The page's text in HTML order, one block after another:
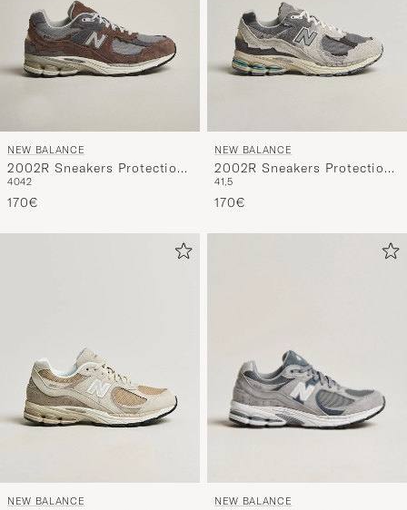
NEW BALANCE
2002R Sneakers Protection
Cortado
4042
170€
NEW BALANCE
2002R Sneakers Protection
Rain Cloud
41,5
170€
NEW BALANCE NEW BALANCE